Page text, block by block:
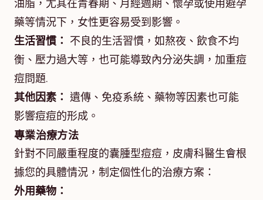
油脂，尤其在青春期、月經週期、懷孕或使用避孕
藥等情況下，女性更容易受到影響。
生活習慣： 不良的生活習慣，如熬夜、飲食不均
衡、壓力過大等，也可能導致內分泌失調，加重痘
痘問題.
其他因素： 遺傳、免疫系統、藥物等因素也可能
影響痘痘的形成。
專業治療方法
針對不同嚴重程度的囊腫型痘痘，皮膚科醫生會根
據您的具體情況，制定個性化的治療方案：
外用藥物：